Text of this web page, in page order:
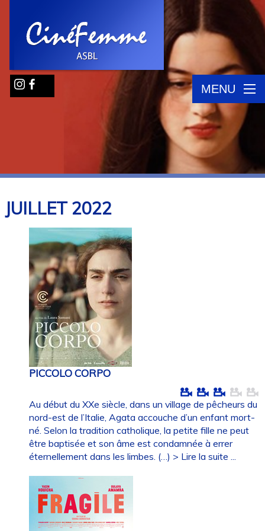
MENU
JUILLET2022
PICCOLO CORPO
Au début du XXe siècle, dans un village de pêcheurs du
nord-est de l’Italie, Agata accouche d’un enfant mort-
né. Selon la tradition catholique, la petite fille ne peut
être baptisée et son âme est condamnée à errer
éternellement dans les limbes. (…) > Lire la suite ...